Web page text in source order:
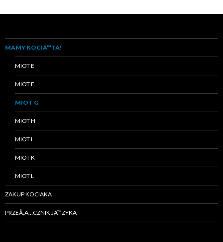
MAMY KOCIÄ™TA!
MIOT E
MIOT F
MIOT G
MIOT H
MIOT I
MIOT K
MIOT L
ZAKUP KOCIAKA
PRZEÅ‚Ä…CZNIK JÄ™ZYKA